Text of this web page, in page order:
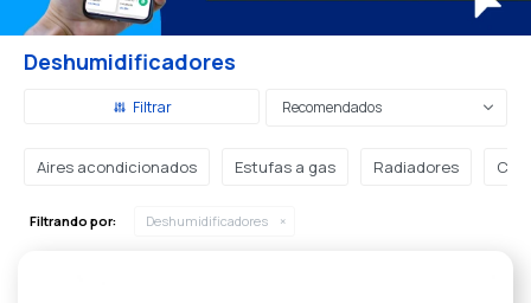
Deshumidificadores
Recomendados
Aires acondicionados Estufas a gas Radiadores
Filtrando por: Deshumidificadores